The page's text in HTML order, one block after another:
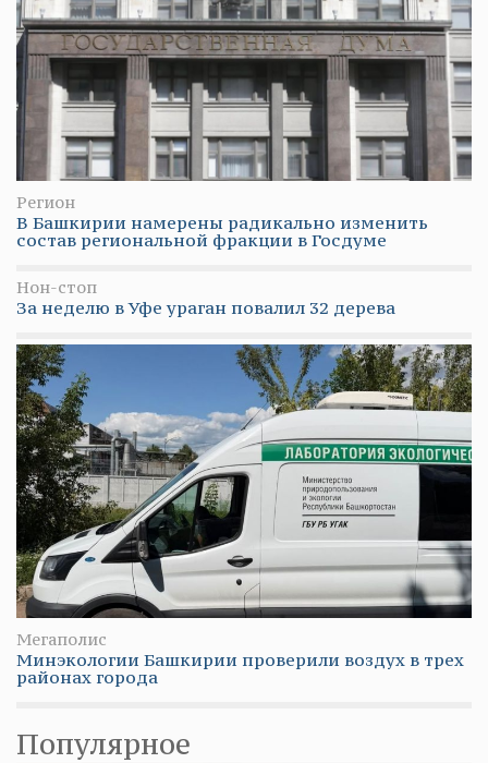
Регион
В Башкирии намерены радикально изменить
состав региональной фракции в Госдуме
Нон-стоп
За неделю в Уфе ураган повалил 32 дерева
Мегаполис
Минэкологии Башкирии проверили воздух в трех
районах города
Популярное